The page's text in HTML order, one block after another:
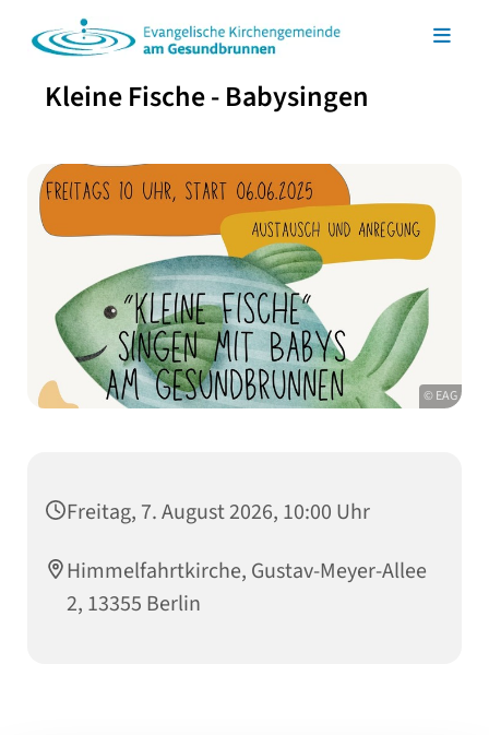
Kleine Fische - Babysingen
© EAG
Freitag, 7. August 2026, 10:00 Uhr
Himmelfahrtkirche, Gustav-Meyer-Allee
2, 13355 Berlin